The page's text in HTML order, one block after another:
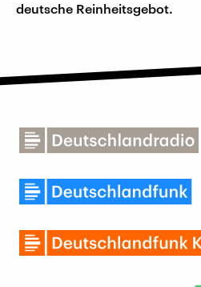
deutsche Reinheitsgebot.